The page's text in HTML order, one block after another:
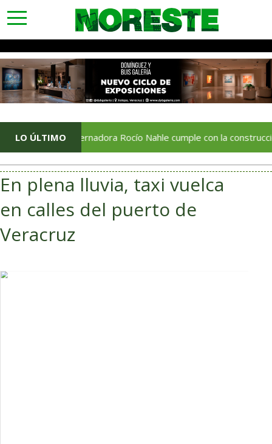
toggle
navigation
LO ÚLTIMO
Gobernadora Rocío Nahle cumple con la construcción del
En plena lluvia, taxi vuelca
en calles del puerto de
Veracruz